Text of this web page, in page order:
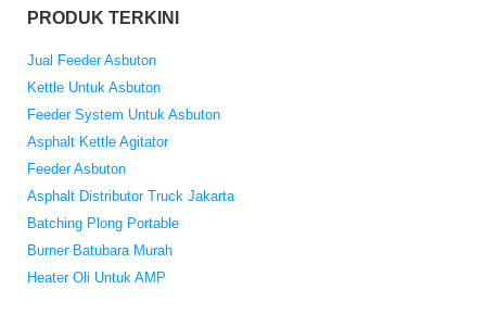
PRODUK TERKINI
Jual Feeder Asbuton
Kettle Untuk Asbuton
Feeder System Untuk Asbuton
Asphalt Kettle Agitator
Feeder Asbuton
Asphalt Distributor Truck Jakarta
Batching Plong Portable
Burner Batubara Murah
Heater Oli Untuk AMP